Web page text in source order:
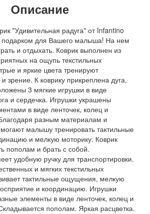
Описание
"Удивительная радуга" от Infantino
подарком для Вашего малыша! На нем
и отдыхать. Коврик выполнен из
на ощупь текстильных
и яркие цвета тренируют
зрение. К коврику прикреплена дуга,
3 мягкие игрушки в виде
и сердечка. Игрушки украшены
в виде ленточек, колец и
разным материалам и
малышу тренировать тактильные
и мелкую моторику. Коврик
пополам и брать с собой.
удобную ручку для транспортировки.
и мягких текстильных
тактильные ощущения, мелкую
и координацию. Игрушки
элементы в виде ленточек, колец и
пополам. Яркая расцветка.